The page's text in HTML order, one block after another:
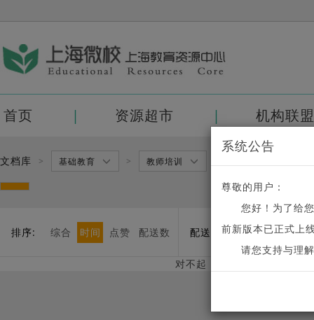
系统公告
尊敬的用户：
您好！为了给
前新版本已正式上
请您支持与理
首页 资源超市 机构联盟
文档库 > 基础教育 > 教师培训
排序: 综合 时间 点赞 配送数 配送: 可配送 不可配送
对不起，没有相关的课程。